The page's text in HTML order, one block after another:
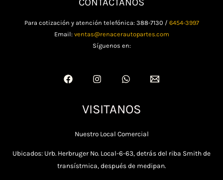
CONTÁCTANOS
Para cotización y atención telefónica: 388-7130 / 6454-3997
Email: ventas@renacerautopartes.com
Síguenos en:
VISITANOS
Nuestro Local Comercial
Ubicados: Urb. Herbruger No. Local-6-63, detrás del riba Smith de
transístmica, después de medipan.